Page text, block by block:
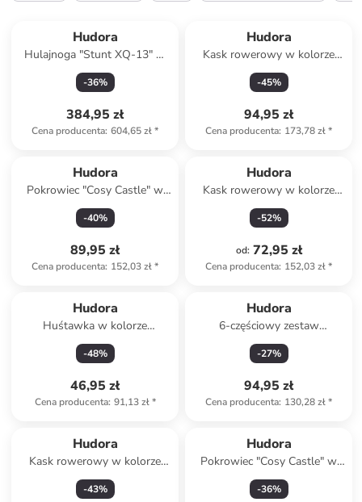
Hudora
Hulajnoga "Stunt XQ-13" w
kolorze czarno-czerwonym -
8+
-36%
384,95 zł
Cena producenta: 604,65 zł*
Hudora
Kask rowerowy w kolorze
pomarańczowym
-45%
94,95 zł
Cena producenta: 173,78 zł*
Hudora
Pokrowiec "Cosy Castle" w
kolorze błękitnym na
huśtawkę - 3+
-40%
89,95 zł
Cena producenta: 152,03 zł*
Hudora
Kask rowerowy w kolorze
granatowym - 4+
-52%
od: 72,95 zł
Cena producenta: 152,03 zł*
Hudora
Huśtawka w kolorze
błękitnym - 3+
-48%
46,95 zł
Cena producenta: 91,13 zł*
Hudora
6-częściowy zestaw
ochraniaczy "Pro" w kolorze
czarnym
-27%
94,95 zł
Cena producenta: 130,28 zł*
Hudora
Kask rowerowy w kolorze
czarno-białym
-43%
Hudora
Pokrowiec "Cosy Castle" w
kolorze zielono-błękitnym na
huśtawkę - 3+
-36%